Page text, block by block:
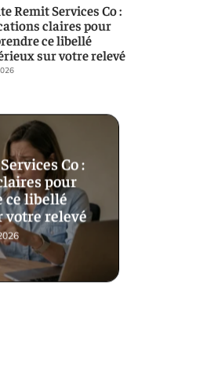
Remit Services Co :
claires pour
ce libellé
sur votre relevé
Co :
pour
ce libellé
relevé